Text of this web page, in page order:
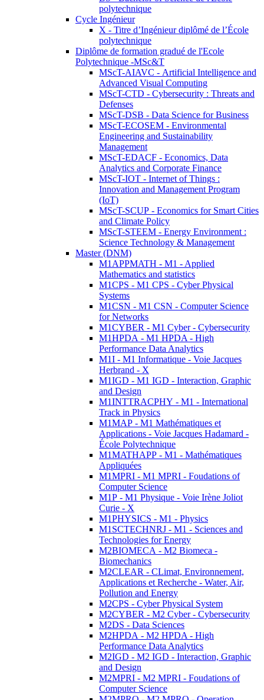
polytechnique
Cycle Ingénieur
X - Titre d’Ingénieur diplômé de l’École
polytechnique
Diplôme de formation gradué de l'Ecole
Polytechnique -MSc&T
MScT-AIAVC - Artificial Intelligence and
Advanced Visual Computing
MScT-CTD - Cybersecurity : Threats and
Defenses
MScT-DSB - Data Science for Business
MScT-ECOSEM - Environmental
Engineering and Sustainability
Management
MScT-EDACF - Economics, Data
Analytics and Corporate Finance
MScT-IOT - Internet of Things :
Innovation and Management Program
(IoT)
MScT-SCUP - Economics for Smart Cities
and Climate Policy
MScT-STEEM - Energy Environment :
Science Technology & Management
Master (DNM)
M1APPMATH - M1 - Applied
Mathematics and statistics
M1CPS - M1 CPS - Cyber Physical
Systems
M1CSN - M1 CSN - Computer Science
for Networks
M1CYBER - M1 Cyber - Cybersecurity
M1HPDA - M1 HPDA - High
Performance Data Analytics
M1I - M1 Informatique - Voie Jacques
Herbrand - X
M1IGD - M1 IGD - Interaction, Graphic
and Design
M1INTTRACPHY - M1 - International
Track in Physics
M1MAP - M1 Mathématiques et
Applications - Voie Jacques Hadamard -
École Polytechnique
M1MATHAPP - M1 - Mathématiques
Appliquées
M1MPRI - M1 MPRI - Foudations of
Computer Science
M1P - M1 Physique - Voie Irène Joliot
Curie - X
M1PHYSICS - M1 - Physics
M1SCTECHNRJ - M1 - Sciences and
Technologies for Energy
M2BIOMECA - M2 Biomeca -
Biomechanics
M2CLEAR - CLimat, Environnement,
Applications et Recherche - Water, Air,
Pollution and Energy
M2CPS - Cyber Physical System
M2CYBER - M2 Cyber - Cybersecurity
M2DS - Data Sciences
M2HPDA - M2 HPDA - High
Performance Data Analytics
M2IGD - M2 IGD - Interaction, Graphic
and Design
M2MPRI - M2 MPRI - Foudations of
Computer Science